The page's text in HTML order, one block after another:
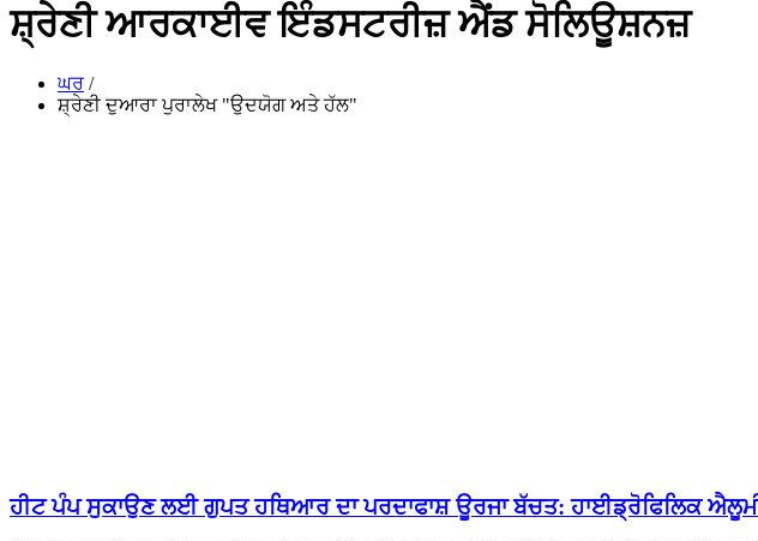
ਸ਼੍ਰੇਣੀ ਆਰਕਾਈਵ ਇੰਡਸਟਰੀਜ਼ ਐਂਡ ਸੋਲਿਊਸ਼ਨਜ਼
ਘਰ /
ਸ਼੍ਰੇਣੀ ਦੁਆਰਾ ਪੁਰਾਲੇਖ "ਉਦਯੋਗ ਅਤੇ ਹੱਲ"
ਹੀਟ ਪੰਪ ਸੁਕਾਉਣ ਲਈ ਗੁਪਤ ਹਥਿਆਰ ਦਾ ਪਰਦਾਫਾਸ਼ ਊਰਜਾ ਬੱਚਤ: ਹਾਈਡ੍ਰੋਫਿਲਿਕ